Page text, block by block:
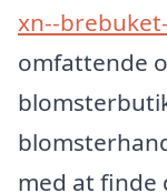
xn--
omfattende
med at finde